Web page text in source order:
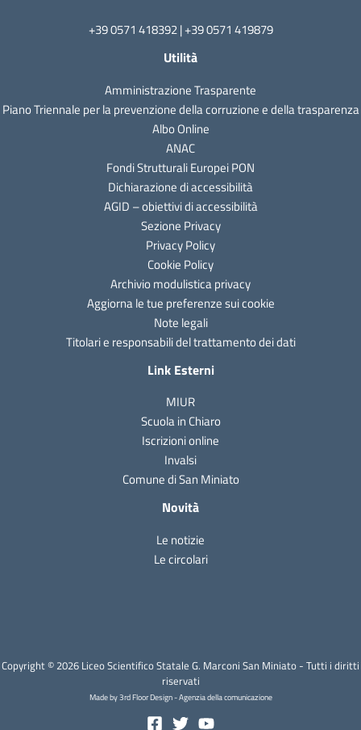
+39 0571 418392 | +39 0571 419879
Utilità
Amministrazione Trasparente
Piano Triennale per la prevenzione della corruzione e della trasparenza
Albo Online
ANAC
Fondi Strutturali Europei PON
Dichiarazione di accessibilità
AGID – obiettivi di accessibilità
Sezione Privacy
Privacy Policy
Cookie Policy
Archivio modulistica privacy
Aggiorna le tue preferenze sui cookie
Note legali
Titolari e responsabili del trattamento dei dati
Link Esterni
MIUR
Scuola in Chiaro
Iscrizioni online
Invalsi
Comune di San Miniato
Novità
Le notizie
Le circolari
Copyright © 2026 Liceo Scientifico Statale G. Marconi San Miniato - Tutti i diritti
riservati
Made by 3rd Floor Design - Agenzia della comunicazione